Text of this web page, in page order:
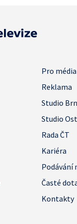
Pro média
Reklama
Studio
Studio
Rada ČT
Kariéra
Podávání
Časté
Kontakty